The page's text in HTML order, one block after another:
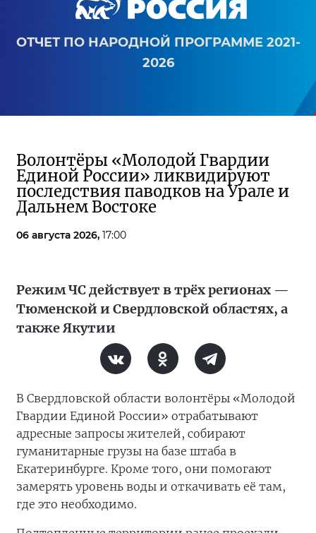
ОТЧЕТ ПО НАРОДНОЙ ПРОГРАММЕ 2021-
2026
Волонтёры «Молодой Гвардии
Единой России» ликвидируют
последствия паводков на Урале и
Дальнем Востоке
06 августа 2026, 17:00
Режим ЧС действует в трёх регионах —
Тюменской и Свердловской областях, а
также Якутии
В Свердловской области волонтёры «Молодой
Гвардии Единой России» отрабатывают
адресные запросы жителей, собирают
гуманитарные грузы на базе штаба в
Екатеринбурге. Кроме того, они помогают
замерять уровень воды и откачивать её там,
где это необходимо.